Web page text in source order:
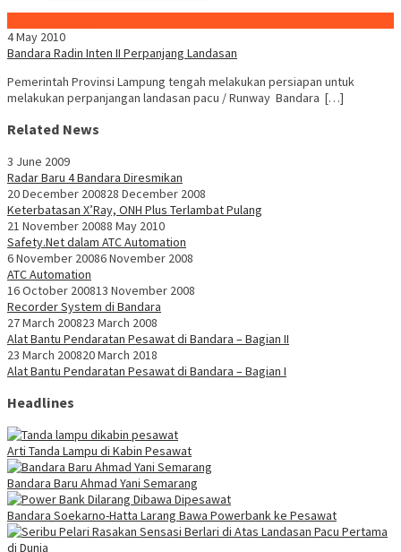
4 May 2010
Bandara Radin Inten II Perpanjang Landasan
Pemerintah Provinsi Lampung tengah melakukan persiapan untuk
melakukan perpanjangan landasan pacu / Runway Bandara […]
Related News
3 June 2009
Radar Baru 4 Bandara Diresmikan
20 December 200828 December 2008
Keterbatasan X’Ray, ONH Plus Terlambat Pulang
21 November 20088 May 2010
Safety.Net dalam ATC Automation
6 November 20086 November 2008
ATC Automation
16 October 200813 November 2008
Recorder System di Bandara
27 March 200823 March 2008
Alat Bantu Pendaratan Pesawat di Bandara – Bagian II
23 March 200820 March 2018
Alat Bantu Pendaratan Pesawat di Bandara – Bagian I
Headlines
Arti Tanda Lampu di Kabin Pesawat
Bandara Baru Ahmad Yani Semarang
Bandara Soekarno-Hatta Larang Bawa Powerbank ke Pesawat